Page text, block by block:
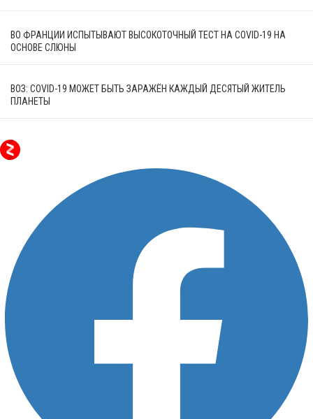
ВО ФРАНЦИИ ИСПЫТЫВАЮТ ВЫСОКОТОЧНЫЙ ТЕСТ НА COVID-19 НА
ОСНОВЕ СЛЮНЫ
ВОЗ: COVID-19 МОЖЕТ БЫТЬ ЗАРАЖЁН КАЖДЫЙ ДЕСЯТЫЙ ЖИТЕЛЬ
ПЛАНЕТЫ